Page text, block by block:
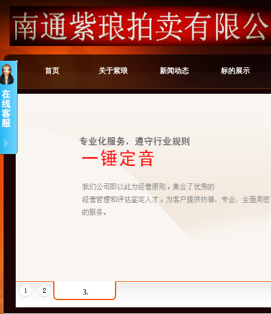
首页 关于紫琅 新闻动态 标的展示
3.